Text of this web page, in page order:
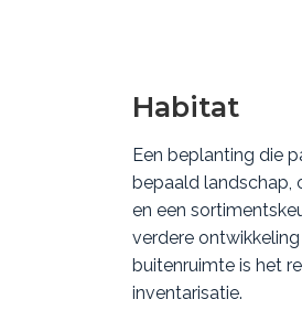
Habitat
Een beplanting die
bepaald landschap,
en een
verdere
buitenruimte is het
inventarisatie.